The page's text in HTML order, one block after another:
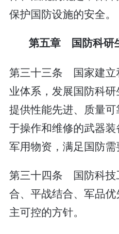
保护国防设施的安全。
第五章 国防科研
第三十三条 国家建立
业体系，发展国防科
提供性能先进、质量
于操作和维修的武器
军用物资，满足国防需
第三十四条 国防科技
合、平战结合、军品
主可控的方针。